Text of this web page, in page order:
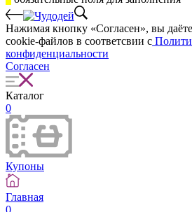
Нажимая кнопку «Согласен», вы
cookie-файлов в соответсвии с
конфиденциальности
Согласен
Каталог
0
Купоны
Главная
0